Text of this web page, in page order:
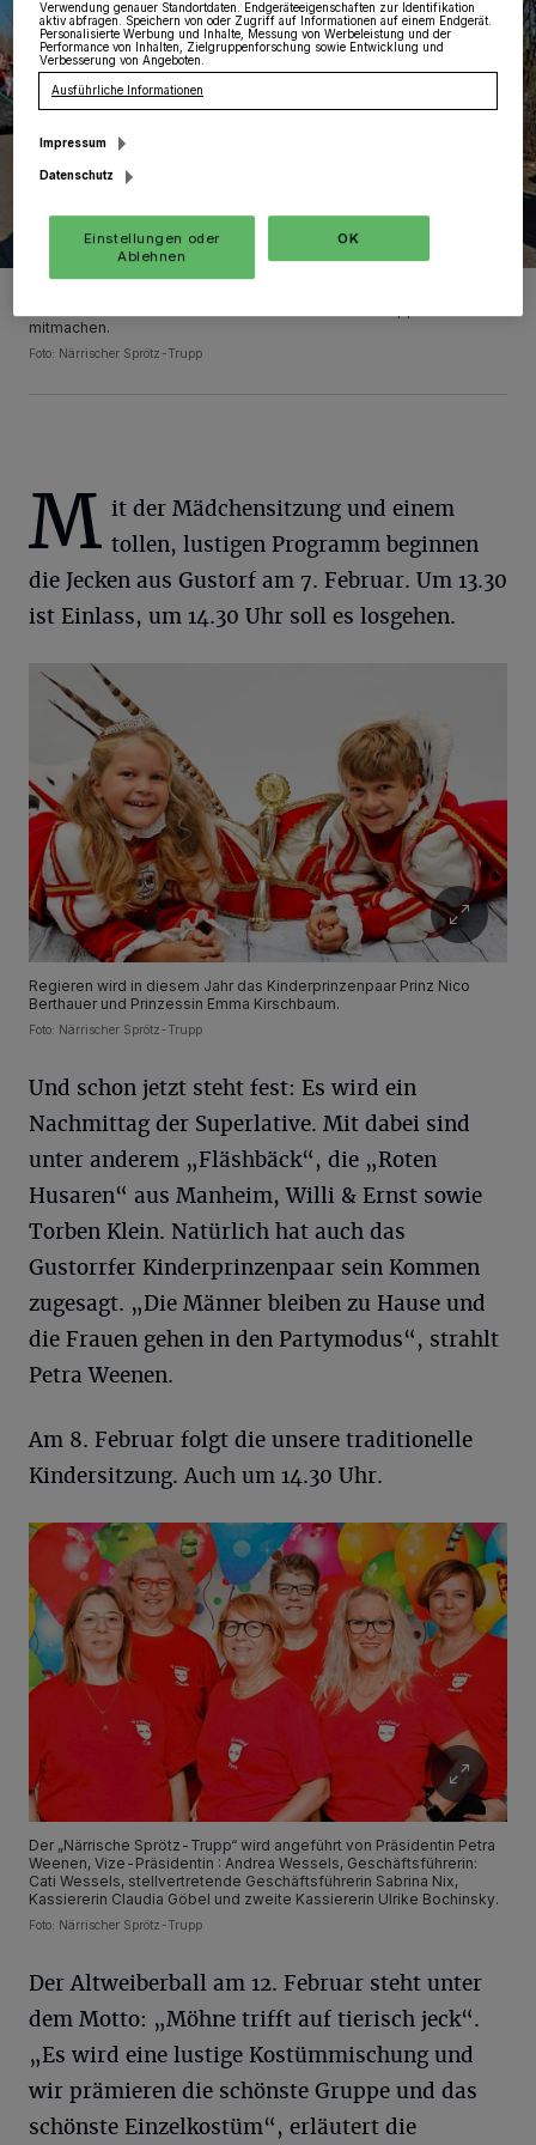
mitmachen.
Foto: Närrischer Sprötz-Trupp
M it der Mädchensitzung und einem
tollen, lustigen Programm beginnen
die Jecken aus Gustorf am 7. Februar. Um 13.30
ist Einlass, um 14.30 Uhr soll es losgehen.
Regieren wird in diesem Jahr das Kinderprinzenpaar Prinz Nico
Berthauer und Prinzessin Emma Kirschbaum.
Foto: Närrischer Sprötz-Trupp
Und schon jetzt steht fest: Es wird ein
Nachmittag der Superlative. Mit dabei sind
unter anderem „Fläshbäck“, die „Roten
Husaren“ aus Manheim, Willi & Ernst sowie
Torben Klein. Natürlich hat auch das
Gustorrfer Kinderprinzenpaar sein Kommen
zugesagt. „Die Männer bleiben zu Hause und
die Frauen gehen in den Partymodus“, strahlt
Petra Weenen.
Am 8. Februar folgt die unsere traditionelle
Kindersitzung. Auch um 14.30 Uhr.
Der „Närrische Sprötz-Trupp“ wird angeführt von Präsidentin Petra
Weenen, Vize-Präsidentin : Andrea Wessels, Geschäftsführerin:
Cati Wessels, stellvertretende Geschäftsführerin Sabrina Nix,
Kassiererin Claudia Göbel und zweite Kassiererin Ulrike Bochinsky.
Foto: Närrischer Sprötz-Trupp
Der Altweiberball am 12. Februar steht unter
dem Motto: „Möhne trifft auf tierisch jeck“.
„Es wird eine lustige Kostümmischung und
wir prämieren die schönste Gruppe und das
schönste Einzelkostüm“, erläutert die
Verwendung genauer Standortdaten. Endgeräteeigenschaften zur Identifikation
aktiv abfragen. Speichern von oder Zugriff auf Informationen auf einem Endgerät.
Personalisierte Werbung und Inhalte, Messung von Werbeleistung und der
Performance von Inhalten, Zielgruppenforschung sowie Entwicklung und
Verbesserung von Angeboten.
Ausführliche Informationen
Impressum
Datenschutz
Einstellungen oder
Ablehnen
OK